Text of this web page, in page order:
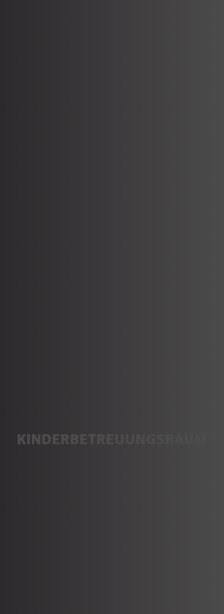
KINDERBETREUUNGSRAUM